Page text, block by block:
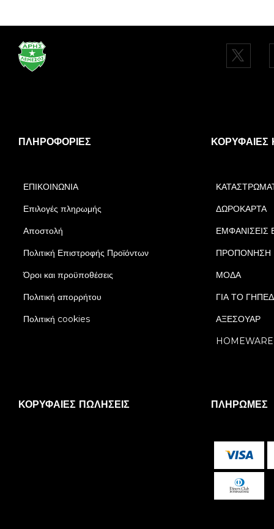
ΠΛΗΡΟΦΟΡΊΕΣ
ΕΠΙΚΟΙΝΩΝΙΑ
Επιλογές πληρωμής
Αποστολή
Πολιτική Επιστροφής Προϊόντων
Όροι και προϋποθέσεις
Πολιτική απορρήτου
Πολιτική cookies
ΚΟΡΥΦΑΊΕΣ
ΔΩΡΟΚΑΡΤΑ
ΕΜΦΑΝΙΣΕΙΣ
ΠΡΟΠΟΝΗΣΗ
ΜΟΔΑ
ΓΙΑ ΤΟ
ΑΞΕΣΟΥΑΡ
HOMEWARE
ΚΟΡΥΦΑΊΕΣ ΠΩΛΉΣΕΙΣ ΠΛΗΡΩΜΈΣ